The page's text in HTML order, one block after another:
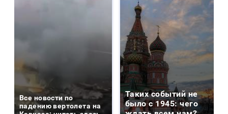
Все новости по
падению вертолета на
Таких событий не
было с 1945: чего